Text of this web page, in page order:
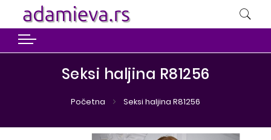
Seksi haljina R81256
Početna Seksi haljina R81256